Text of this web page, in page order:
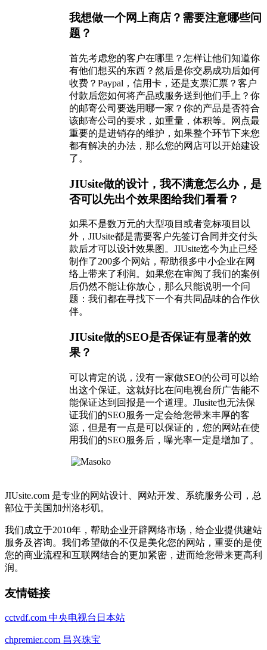
我想做一个网上商店？需要注意哪些问
题？
首先考虑您的客户在哪里？怎样让他们知道你
有他们想买的东西？然后是你交易成功后如何
收费？Paypal，信用卡，还是支票汇票？客户
付款后您如何将产品或服务送到他们手上？你
的邮寄公司要选用哪一家？你的产品是否符合
该邮寄公司的要求，如重量，体积等。网点最
重要的是进销存的维护，如果整个环节下来您
都有解决的办法，那么您的网店可以开始建设
了。
JIUsite做的设计，我不满意怎么办，是
否可以先出个效果图给我们看看？
如果不是数万元的大型项目或者竞标项目以
外，JIUsite都是需要客户先签订合同并交付头
款后才可以设计效果图。JIUsite迄今为止已经
制作了200多个网站，帮助很多中小企业在网
络上带来了利润。如果您在审阅了我们的案例
后仍然不能让你放心，那么只能说明一个问
题：我们都在寻找下一个有共同品味的合作伙
伴。
JIUsite做的SEO是否保证有显著的效
果？
可以肯定的说，没有一家做SEO的公司可以给
出这个保证。这就好比在问电视台所广告能不
能保证达到回报是一个道理。JIusite也无法保
证我们的SEO服务一定会给您带来丰厚的客
源，但是有一点是可以保证的，您的网站在使
用我们的SEO服务后，曝光率一定是增加了。
JIUsite.com 是专业的网站设计、网站开发、系统服务公司，总
部位于美国加州洛杉矶。
我们成立于2010年，帮助企业开辟网络市场，给企业提供建站
服务及咨询。我们希望做的不仅是美化您的网站，重要的是使
您的商业流程和互联网结合的更加紧密，进而给您带来更高利
润。
友情链接
cctvdf.com 中央电视台日本站
chpremier.com 昌兴珠宝